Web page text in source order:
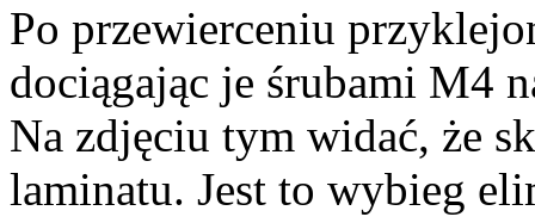
Po przewierceniu
dociągając je śrubami M4
Na zdjęciu tym widać, że
laminatu. Jest to wybieg